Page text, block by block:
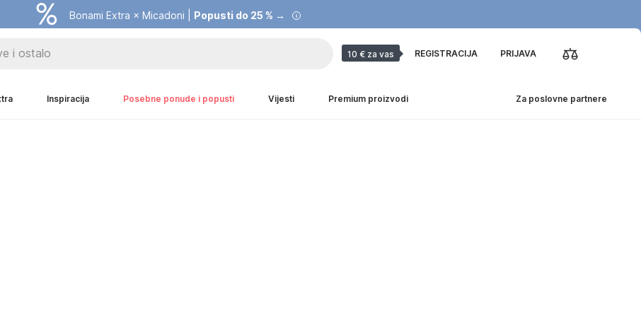
Bonami Extra × Micadoni | Popusti do 25 % →
10 € za vas REGISTRACIJA PRIJAVA
Inspiracija Posebne ponude i popusti Vijesti Premium proizvodi Za poslovne partnere